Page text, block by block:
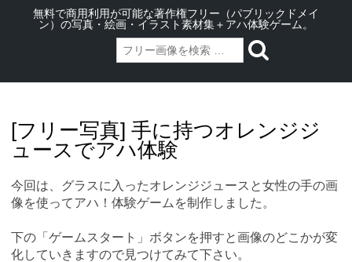
無料で商用利用が可能な著作権フリー（パブリックドメイ
ン）の写真・絵画・イラスト素材集＋アハ体験ゲーム。
content[フリー写真] 手に持つオレンジジ
ュースでアハ体験
今回は、グラスに入ったオレンジジュースと女性の手の画
像を使ってアハ！体験ゲームを制作しました。
下の「ゲームスタート」ボタンを押すと画像のどこかが変
化していきますので見つけてみて下さい。